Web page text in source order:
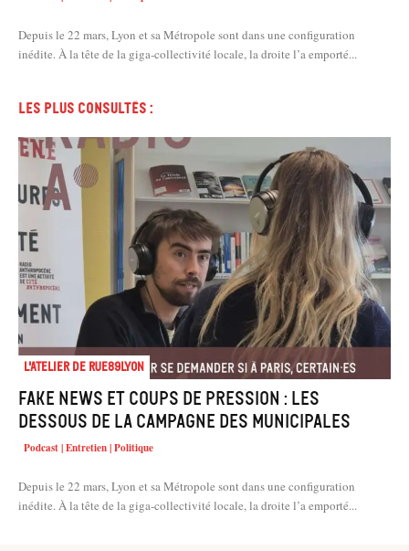
Depuis le 22 mars, Lyon et sa Métropole sont dans une configuration
inédite. À la tête de la giga-collectivité locale, la droite l’a emporté...
Les plus consultés :
L'atelier de Rue89Lyon
Fake news et coups de pression : les
dessous de la campagne des municipales
Podcast | Entretien | Politique
Depuis le 22 mars, Lyon et sa Métropole sont dans une configuration
inédite. À la tête de la giga-collectivité locale, la droite l’a emporté...